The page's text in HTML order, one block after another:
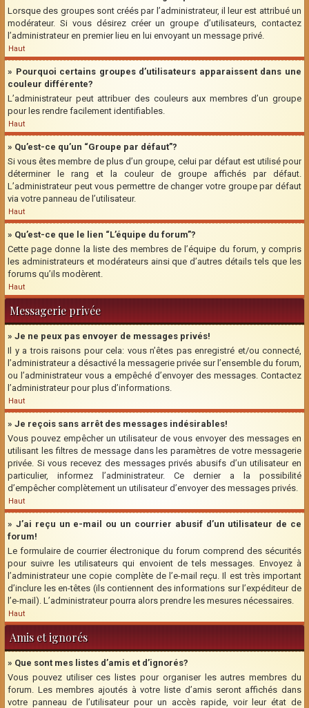
Lorsque des groupes sont créés par l’administrateur, il leur est attribué un
modérateur. Si vous désirez créer un groupe d’utilisateurs, contactez
l’administrateur en premier lieu en lui envoyant un message privé.
Haut
» Pourquoi certains groupes d’utilisateurs apparaissent dans une
couleur différente?
L’administrateur peut attribuer des couleurs aux membres d’un groupe
pour les rendre facilement identifiables.
Haut
» Qu’est-ce qu’un “Groupe par défaut”?
Si vous êtes membre de plus d’un groupe, celui par défaut est utilisé pour
déterminer le rang et la couleur de groupe affichés par défaut.
L’administrateur peut vous permettre de changer votre groupe par défaut
via votre panneau de l’utilisateur.
Haut
» Qu’est-ce que le lien “L’équipe du forum”?
Cette page donne la liste des membres de l’équipe du forum, y compris
les administrateurs et modérateurs ainsi que d’autres détails tels que les
forums qu’ils modèrent.
Haut
Messagerie privée
» Je ne peux pas envoyer de messages privés!
Il y a trois raisons pour cela: vous n’êtes pas enregistré et/ou connecté,
l’administrateur a désactivé la messagerie privée sur l’ensemble du forum,
ou l’administrateur vous a empêché d’envoyer des messages. Contactez
l’administrateur pour plus d’informations.
Haut
» Je reçois sans arrêt des messages indésirables!
Vous pouvez empêcher un utilisateur de vous envoyer des messages en
utilisant les filtres de message dans les paramètres de votre messagerie
privée. Si vous recevez des messages privés abusifs d’un utilisateur en
particulier, informez l’administrateur. Ce dernier a la possibilité
d’empêcher complètement un utilisateur d’envoyer des messages privés.
Haut
» J’ai reçu un e-mail ou un courrier abusif d’un utilisateur de ce
forum!
Le formulaire de courrier électronique du forum comprend des sécurités
pour suivre les utilisateurs qui envoient de tels messages. Envoyez à
l’administrateur une copie complète de l’e-mail reçu. Il est très important
d’inclure les en-têtes (ils contiennent des informations sur l’expéditeur de
l’e-mail). L’administrateur pourra alors prendre les mesures nécessaires.
Haut
Amis et ignorés
» Que sont mes listes d’amis et d’ignorés?
Vous pouvez utiliser ces listes pour organiser les autres membres du
forum. Les membres ajoutés à votre liste d’amis seront affichés dans
votre panneau de l’utilisateur pour un accès rapide, voir leur état de